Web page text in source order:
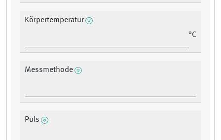
Körpertemperatur
°C
Messmethode
Puls